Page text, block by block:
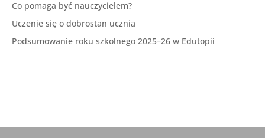
Co pomaga być nauczycielem?
Uczenie się o dobrostan ucznia
Podsumowanie roku szkolnego 2025–26 w Edutopii